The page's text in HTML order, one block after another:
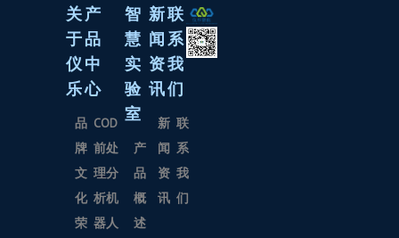
关
于
仪
乐
品
牌
文
化
荣
产
品
中
心
COD
前处
理分
析机
器人
智
慧
实
验
室
产
品
概
述
新
闻
资
讯
新
闻
资
讯
联
系
我
们
联
系
我
们